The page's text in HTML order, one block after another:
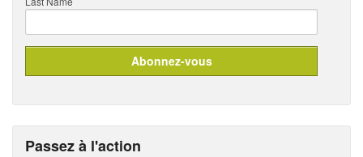
Passez à l'action